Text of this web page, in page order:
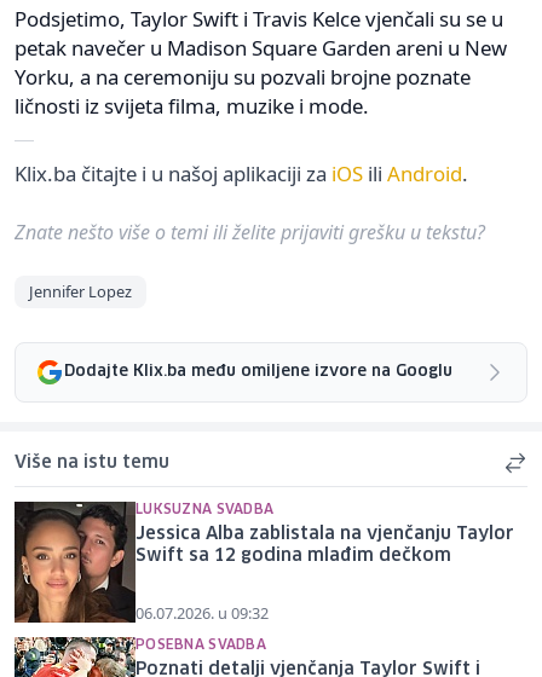
Podsjetimo, Taylor Swift i Travis Kelce vjenčali su se u
petak navečer u Madison Square Garden areni u New
Yorku, a na ceremoniju su pozvali brojne poznate
ličnosti iz svijeta filma, muzike i mode.
Klix.ba čitajte i u našoj aplikaciji za iOS ili Android.
Znate nešto više o temi ili želite prijaviti grešku u tekstu?
Jennifer Lopez
Dodajte Klix.ba među omiljene izvore na Googlu
Više na istu temu
LUKSUZNA SVADBA
Jessica Alba zablistala na vjenčanju Taylor
Swift sa 12 godina mlađim dečkom
06.07.2026. u 09:32
POSEBNA SVADBA
Poznati detalji vjenčanja Taylor Swift i